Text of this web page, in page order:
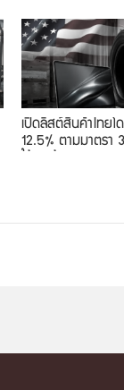
เปิดลิสต์สินค้าไทย
12.5% ตามมาตรา